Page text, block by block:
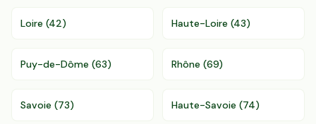
Loire (42) Haute-Loire (43)
Puy-de-Dôme (63) Rhône (69)
Savoie (73) Haute-Savoie (74)